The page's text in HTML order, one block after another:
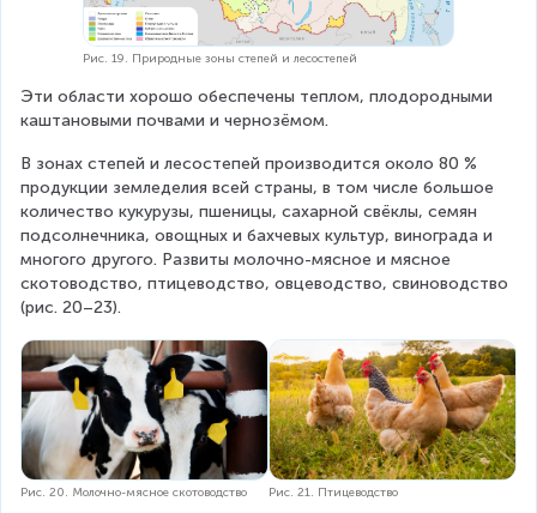
Рис. 19. Природные зоны степей и лесостепей
Эти области хорошо обеспечены теплом, плодородными
каштановыми почвами и чернозёмом.
В зонах степей и лесостепей производится около 80 %
продукции земледелия всей страны, в том числе большое
количество кукурузы, пшеницы, сахарной свёклы, семян
подсолнечника, овощных и бахчевых культур, винограда и
многого другого. Развиты молочно-мясное и мясное
скотоводство, птицеводство, овцеводство, свиноводство
(рис. 20–23).
Рис. 20. Молочно-мясное скотоводство Рис. 21. Птицеводство